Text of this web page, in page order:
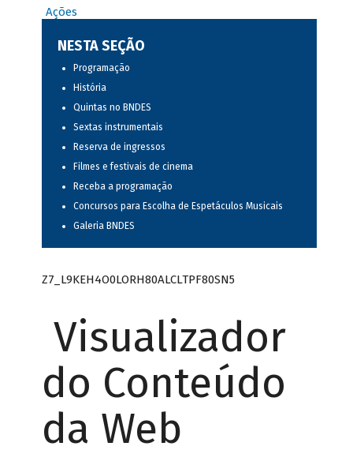
Ações
NESTA SEÇÃO
Programação
História
Quintas no BNDES
Sextas instrumentais
Reserva de ingressos
Filmes e festivais de cinema
Receba a programação
Concursos para Escolha de Espetáculos Musicais
Galeria BNDES
Z7_L9KEH4O0LORH80ALCLTPF80SN5
Visualizador
do Conteúdo
da Web